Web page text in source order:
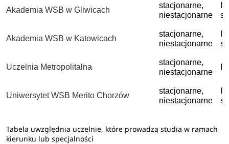
Akademia WSB w Gliwicach
stacjonarne,
niestacjonarne
Akademia WSB w Katowicach
stacjonarne,
niestacjonarne
Uczelnia Metropolitalna
stacjonarne,
niestacjonarne
Uniwersytet WSB Merito Chorzów
stacjonarne,
niestacjonarne
Tabela uwzględnia uczelnie, które prowadzą studia w ramach
kierunku lub specjalności